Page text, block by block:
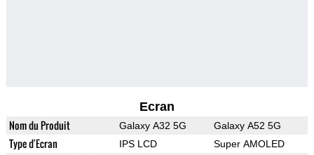
Ecran
Nom du Produit Galaxy A32 5G Galaxy A52 5G
Type d'Ecran IPS LCD Super AMOLED